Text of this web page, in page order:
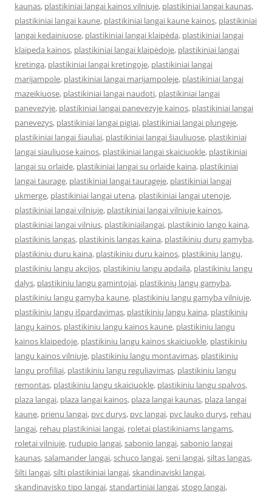
kaunas, plastikiniai langai kainos vilniuje, plastikiniai langai kaunas,
plastikiniai langai kaune, plastikiniai langai kaune kainos, plastikiniai
langai kedainiuose, plastikiniai langai klaipėda, plastikiniai langai
klaipeda kainos, plastikiniai langai klaipėdoje, plastikiniai langai
kretinga, plastikiniai langai kretingoje, plastikiniai langai
marijampole, plastikiniai langai marijampoleje, plastikiniai langai
mazeikiuose, plastikiniai langai naudoti, plastikiniai langai
panevezyje, plastikiniai langai panevezyje kainos, plastikiniai langai
panevezys, plastikiniai langai pigiai, plastikiniai langai plungeje,
plastikiniai langai šiauliai, plastikiniai langai šiauliuose, plastikiniai
langai siauliuose kainos, plastikiniai langai skaiciuokle, plastikiniai
langai su orlaide, plastikiniai langai su orlaide kaina, plastikiniai
langai taurage, plastikiniai langai taurageje, plastikiniai langai
ukmerge, plastikiniai langai utena, plastikiniai langai utenoje,
plastikiniai langai vilniuje, plastikiniai langai vilniuje kainos,
plastikiniai langai vilnius, plastikiniailangai, plastikinio lango kaina,
plastikinis langas, plastikinis langas kaina, plastikinių durų gamyba,
plastikiniu duru kaina, plastikiniu duru kainos, plastikinių langų,
plastikiniu langu akcijos, plastikiniu langu apdaila, plastikiniu langu
dalys, plastikiniu langu gamintojai, plastikinių langų gamyba,
plastikiniu langu gamyba kaune, plastikiniu langu gamyba vilniuje,
plastikinių langų išpardavimas, plastikinių langų kaina, plastikinių
langų kainos, plastikiniu langu kainos kaune, plastikiniu langu
kainos klaipedoje, plastikiniu langu kainos skaiciuokle, plastikiniu
langu kainos vilniuje, plastikiniu langu montavimas, plastikiniu
langu profiliai, plastikiniu langu reguliavimas, plastikiniu langu
remontas, plastikiniu langu skaiciuokle, plastikiniu langu spalvos,
plaza langai, plaza langai kainos, plaza langai kaunas, plaza langai
kaune, prienu langai, pvc durys, pvc langai, pvc lauko durys, rehau
langai, rehau plastikiniai langai, roletai plastikiniams langams,
roletai vilniuje, rudupio langai,sabonio langai,sabonio langai
kaunas,salamander langai,schuco langai,seni langai,siltas langas,
šilti langai,silti plastikiniai langai,skandinaviski langai,
skandinavisko tipo langai,standartiniai langai,stogo langai,